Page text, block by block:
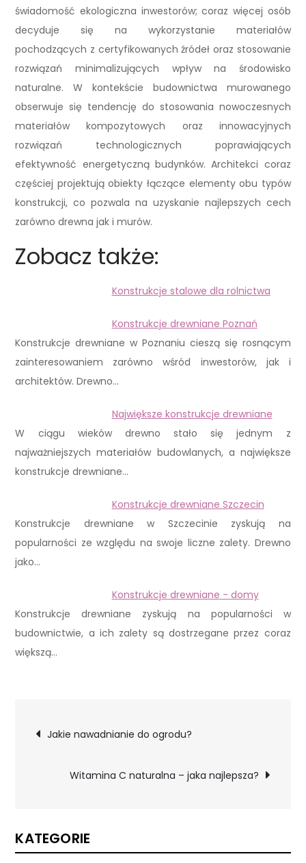
świadomość ekologiczna inwestorów; coraz więcej osób
decyduje się na wykorzystanie materiałów
pochodzących z certyfikowanych źródeł oraz stosowanie
rozwiązań minimalizujących wpływ na środowisko
naturalne. W kontekście budownictwa murowanego
obserwuje się tendencję do stosowania nowoczesnych
materiałów kompozytowych oraz innowacyjnych
rozwiązań technologicznych poprawiających
efektywność energetyczną budynków. Architekci coraz
częściej projektują obiekty łączące elementy obu typów
konstrukcji, co pozwala na uzyskanie najlepszych cech
zarówno drewna jak i murów.
Zobacz także:
Konstrukcje stalowe dla rolnictwa
Konstrukcje drewniane Poznań
Konstrukcje drewniane w Poznaniu cieszą się rosnącym
zainteresowaniem zarówno wśród inwestorów, jak i
architektów. Drewno…
Największe konstrukcje drewniane
W ciągu wieków drewno stało się jednym z
najważniejszych materiałów budowlanych, a największe
konstrukcje drewniane…
Konstrukcje drewniane Szczecin
Konstrukcje drewniane w Szczecinie zyskują na
popularności ze względu na swoje liczne zalety. Drewno
jako…
Konstrukcje drewniane - domy
Konstrukcje drewniane zyskują na popularności w
budownictwie, a ich zalety są dostrzegane przez coraz
większą…
Nawigacja
wpisu
Jakie nawadnianie do ogrodu?
Witamina C naturalna – jaka najlepsza?
KATEGORIE